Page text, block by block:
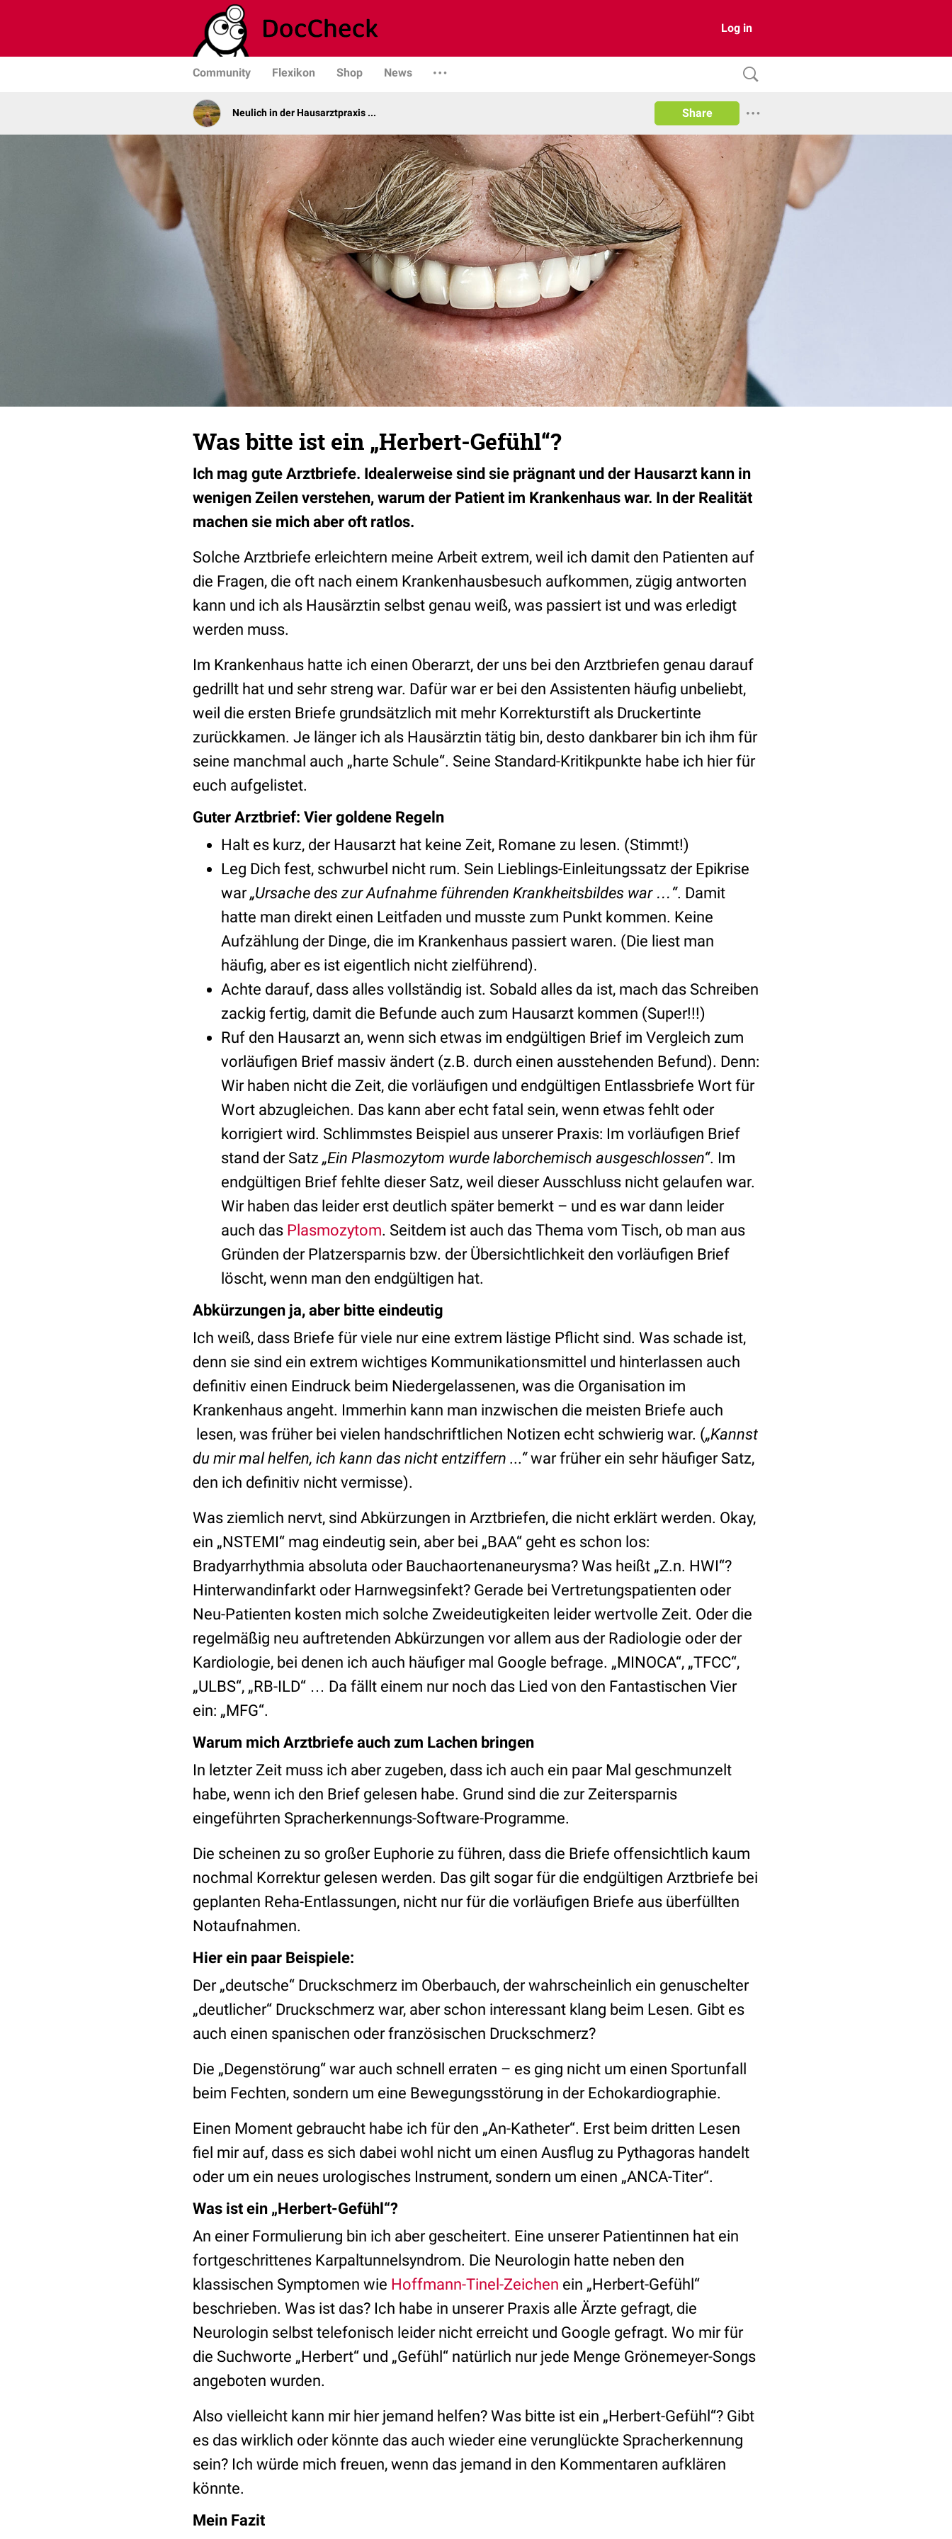
Log in
Community Flexikon Shop News
Neulich in der Hausarztpraxis ... Share
Was bitte ist ein „Herbert-Gefühl“?
Ich mag gute Arztbriefe. Idealerweise sind sie prägnant und der Hausarzt kann in
wenigen Zeilen verstehen, warum der Patient im Krankenhaus war. In der Realität
machen sie mich aber oft ratlos.
Solche Arztbriefe erleichtern meine Arbeit extrem, weil ich damit den Patienten auf
die Fragen, die oft nach einem Krankenhausbesuch aufkommen, zügig antworten
kann und ich als Hausärztin selbst genau weiß, was passiert ist und was erledigt
werden muss.
Im Krankenhaus hatte ich einen Oberarzt, der uns bei den Arztbriefen genau darauf
gedrillt hat und sehr streng war. Dafür war er bei den Assistenten häufig unbeliebt,
weil die ersten Briefe grundsätzlich mit mehr Korrekturstift als Druckertinte
zurückkamen. Je länger ich als Hausärztin tätig bin, desto dankbarer bin ich ihm für
seine manchmal auch „harte Schule“. Seine Standard-Kritikpunkte habe ich hier für
euch aufgelistet.
Guter Arztbrief: Vier goldene Regeln
Halt es kurz, der Hausarzt hat keine Zeit, Romane zu lesen. (Stimmt!)
Leg Dich fest, schwurbel nicht rum. Sein Lieblings-Einleitungssatz der Epikrise
war„Ursache des zur Aufnahme führenden Krankheitsbildes war … “. Damit
hatte man direkt einen Leitfaden und musste zum Punkt kommen. Keine
Aufzählung der Dinge, die im Krankenhaus passiert waren. (Die liest man
häufig, aber es ist eigentlich nicht zielführend).
Achte darauf, dass alles vollständig ist. Sobald alles da ist, mach das Schreiben
zackig fertig, damit die Befunde auch zum Hausarzt kommen (Super!!!)
Ruf den Hausarzt an, wenn sich etwas im endgültigen Brief im Vergleich zum
vorläufigen Brief massiv ändert (z.B. durch einen ausstehenden Befund). Denn:
Wir haben nicht die Zeit, die vorläufigen und endgültigen Entlassbriefe Wort für
Wort abzugleichen. Das kann aber echt fatal sein, wenn etwas fehlt oder
korrigiert wird. Schlimmstes Beispiel aus unserer Praxis: Im vorläufigen Brief
stand der Satz „Ein Plasmozytom wurde laborchemisch ausgeschlossen“. Im
endgültigen Brief fehlte dieser Satz, weil dieser Ausschluss nicht gelaufen war.
Wir haben das leider erst deutlich später bemerkt – und es war dann leider
auch das Plasmozytom. Seitdem ist auch das Thema vom Tisch, ob man aus
Gründen der Platzersparnis bzw. der Übersichtlichkeit den vorläufigen Brief
löscht, wenn man den endgültigen hat.
Abkürzungen ja, aber bitte eindeutig
Ich weiß, dass Briefe für viele nur eine extrem lästige Pflicht sind. Was schade ist,
denn sie sind ein extrem wichtiges Kommunikationsmittel und hinterlassen auch
definitiv einen Eindruck beim Niedergelassenen, was die Organisation im
Krankenhaus angeht. Immerhin kann man inzwischen die meisten Briefe auch
lesen, was früher bei vielen handschriftlichen Notizen echt schwierig war. („Kannst
du mir mal helfen, ich kann das nicht entziffern ...“war früher ein sehr häufiger Satz,
den ich definitiv nicht vermisse).
Was ziemlich nervt, sind Abkürzungen in Arztbriefen, die nicht erklärt werden. Okay,
ein „NSTEMI“ mag eindeutig sein, aber bei „BAA“ geht es schon los:
Bradyarrhythmia absoluta oder Bauchaortenaneurysma? Was heißt „Z.n. HWI“?
Hinterwandinfarkt oder Harnwegsinfekt? Gerade bei Vertretungspatienten oder
Neu-Patienten kosten mich solche Zweideutigkeiten leider wertvolle Zeit. Oder die
regelmäßig neu auftretenden Abkürzungen vor allem aus der Radiologie oder der
Kardiologie, bei denen ich auch häufiger mal Google befrage. „MINOCA“, „TFCC“,
„ULBS“, „RB-ILD“ … Da fällt einem nur noch das Lied von den Fantastischen Vier
ein: „MFG“.
Warum mich Arztbriefe auch zum Lachen bringen
In letzter Zeit muss ich aber zugeben, dass ich auch ein paar Mal geschmunzelt
habe, wenn ich den Brief gelesen habe. Grund sind die zur Zeitersparnis
eingeführten Spracherkennungs-Software-Programme.
Die scheinen zu so großer Euphorie zu führen, dass die Briefe offensichtlich kaum
nochmal Korrektur gelesen werden. Das gilt sogar für die endgültigen Arztbriefe bei
geplanten Reha-Entlassungen, nicht nur für die vorläufigen Briefe aus überfüllten
Notaufnahmen.
Hier ein paar Beispiele:
Der „deutsche“ Druckschmerz im Oberbauch, der wahrscheinlich ein genuschelter
„deutlicher“ Druckschmerz war, aber schon interessant klang beim Lesen. Gibt es
auch einen spanischen oder französischen Druckschmerz?
Die „Degenstörung“ war auch schnell erraten – es ging nicht um einen Sportunfall
beim Fechten, sondern um eine Bewegungsstörung in der Echokardiographie.
Einen Moment gebraucht habe ich für den „An-Katheter“. Erst beim dritten Lesen
fiel mir auf, dass es sich dabei wohl nicht um einen Ausflug zu Pythagoras handelt
oder um ein neues urologisches Instrument, sondern um einen „ANCA-Titer“.
Was ist ein „Herbert-Gefühl“?
An einer Formulierung bin ich aber gescheitert. Eine unserer Patientinnen hat ein
fortgeschrittenes Karpaltunnelsyndrom. Die Neurologin hatte neben den
klassischen Symptomen wie Hoffmann-Tinel-Zeichen ein „Herbert-Gefühl“
beschrieben. Was ist das? Ich habe in unserer Praxis alle Ärzte gefragt, die
Neurologin selbst telefonisch leider nicht erreicht und Google gefragt. Wo mir für
die Suchworte „Herbert“ und „Gefühl“ natürlich nur jede Menge Grönemeyer-Songs
angeboten wurden.
Also vielleicht kann mir hier jemand helfen? Was bitte ist ein „Herbert-Gefühl“? Gibt
es das wirklich oder könnte das auch wieder eine verunglückte Spracherkennung
sein? Ich würde mich freuen, wenn das jemand in den Kommentaren aufklären
könnte.
Mein Fazit